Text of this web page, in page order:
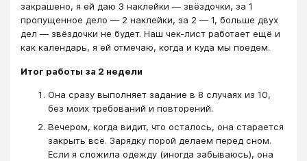
закрашено, я ей даю 3 наклейки — звёздочки, за 1
пропущенное дело — 2 наклейки, за 2 — 1, больше двух
дел — звёздочки не будет. Наш чек-лист работает ещё и
как календарь, я ей отмечаю, когда и куда мы поедем.
Итог работы за 2 недели
Она сразу выполняет задание в 8 случаях из 10,
без моих требований и повторений.
Вечером, когда видит, что осталось, она старается
закрыть всё. Зарядку порой делаем перед сном.
Если я сложила одежду (иногда забываюсь), она